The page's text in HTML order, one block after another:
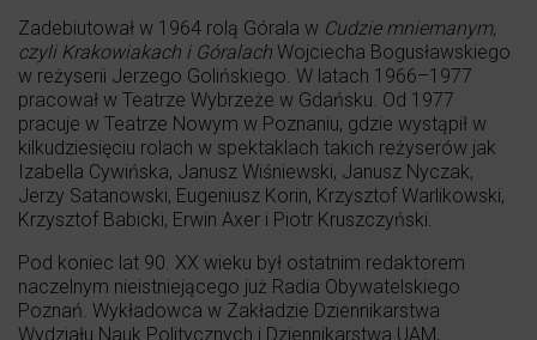
Zadebiutował w 1964 rolą Górala w Cudzie mniemanym,
czyli Krakowiakach i Góralach Wojciecha Bogusławskiego
w reżyserii Jerzego Golińskiego. W latach 1966–1977
pracował w Teatrze Wybrzeże w Gdańsku. Od 1977
pracuje w Teatrze Nowym w Poznaniu, gdzie wystąpił w
kilkudziesięciu rolach w spektaklach takich reżyserów jak
Izabella Cywińska, Janusz Wiśniewski, Janusz Nyczak,
Jerzy Satanowski, Eugeniusz Korin, Krzysztof Warlikowski,
Krzysztof Babicki, Erwin Axer i Piotr Kruszczyński.
Pod koniec lat 90. XX wieku był ostatnim redaktorem
naczelnym nieistniejącego już Radia Obywatelskiego
Poznań. Wykładowca w Zakładzie Dziennikarstwa
Wydziału Nauk Politycznych i Dziennikarstwa UAM,